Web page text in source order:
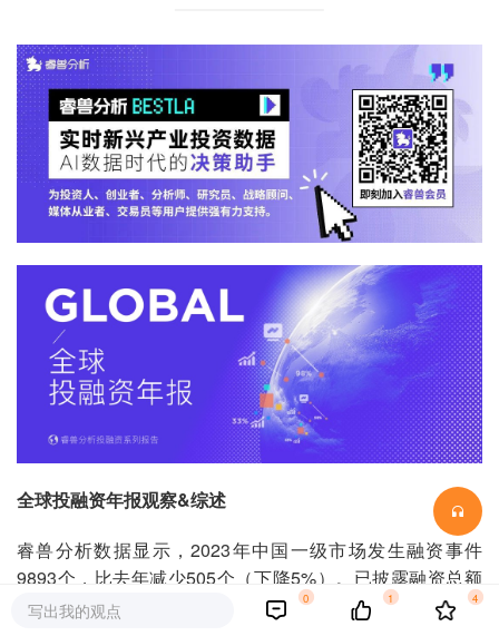
全球投融资年报观察&综述
睿兽分析数据显示，2023年中国一级市场发生融资事件
9893个，比去年减少505个（下降5%）。已披露融资总额
7762.59亿元人民币，比去年减少2869.46亿元人民币（下
写出我的观点
0 1 4